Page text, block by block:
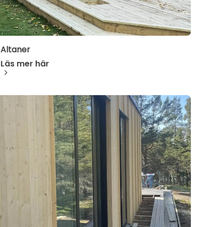
Altaner
Läs mer här